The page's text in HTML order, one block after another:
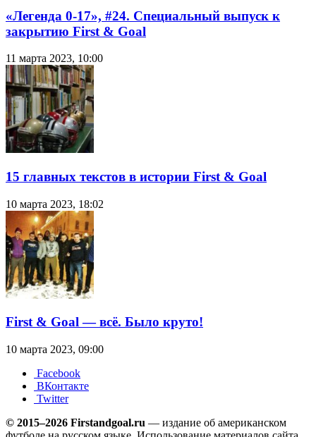
«Легенда 0-17», #24. Специальный выпуск к
закрытию First & Goal
11 марта 2023, 10:00
15 главных текстов в истории First & Goal
10 марта 2023, 18:02
First & Goal — всё. Было круто!
10 марта 2023, 09:00
Facebook
ВКонтакте
Twitter
© 2015–2026 Firstandgoal.ru — издание об американском